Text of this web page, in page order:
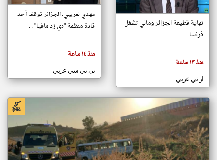
اخبار الجزائر على مدار الساعة
أهم اخبار الجزائر العاجلة والمباشرة
هنا عن
وجهة
كاتبيها.
نهاية قطيعة الجزائر ومالي تشغل
فرنسا
منذ ١٣ ساعة
ار تي عربي
مهدي لعريبي: الجزائر توقف أحد
قادة منظمة "دي زد مافيا" ...
منذ ١٤ ساعة
بي بي سي عربي
klyoum.com